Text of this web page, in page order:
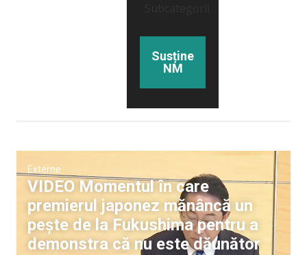
Susține
NM
Externe
VIDEO Momentul în care
premierul japonez mănâncă un
pește de la Fukushima pentru a
demonstra că nu este dăunător